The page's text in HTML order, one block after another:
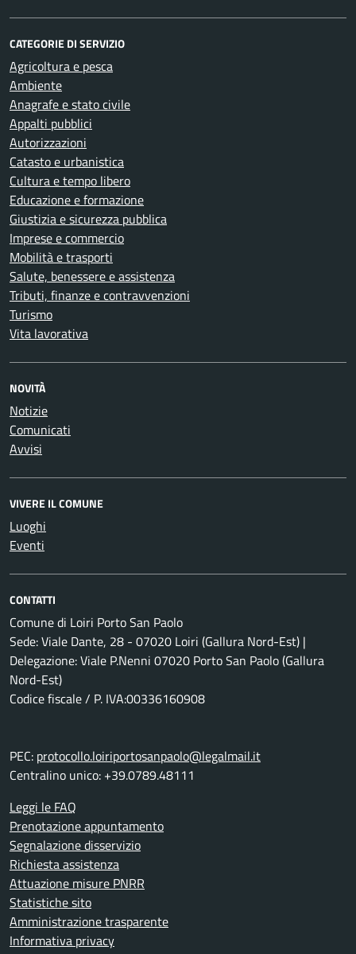
CATEGORIE DI SERVIZIO
Agricoltura e pesca
Ambiente
Anagrafe e stato civile
Appalti pubblici
Autorizzazioni
Catasto e urbanistica
Cultura e tempo libero
Educazione e formazione
Giustizia e sicurezza pubblica
Imprese e commercio
Mobilità e trasporti
Salute, benessere e assistenza
Tributi, finanze e contravvenzioni
Turismo
Vita lavorativa
NOVITÀ
Notizie
Comunicati
Avvisi
VIVERE IL COMUNE
Luoghi
Eventi
CONTATTI
Comune di Loiri Porto San Paolo
Sede: Viale Dante, 28 - 07020 Loiri (Gallura Nord-Est) |
Delegazione: Viale P.Nenni 07020 Porto San Paolo (Gallura
Nord-Est)
Codice fiscale / P. IVA:00336160908
PEC: protocollo.loiriportosanpaolo@legalmail.it
Centralino unico: +39.0789.48111
Leggi le FAQ
Prenotazione appuntamento
Segnalazione disservizio
Richiesta assistenza
Attuazione misure PNRR
Statistiche sito
Amministrazione trasparente
Informativa privacy